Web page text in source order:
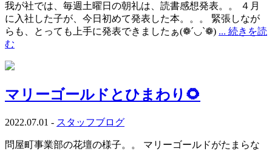
我が社では、毎週土曜日の朝礼は、読書感想発表。。 ４月
に入社した子が、今日初めて発表した本。。。 緊張しなが
らも、とっても上手に発表できましたぁ(❁´◡`❁) ... 続きを読
む
マリーゴールドとひまわり🌻
2022.07.01 - スタッフブログ
問屋町事業部の花壇の様子。。 マリーゴールドがたまらな